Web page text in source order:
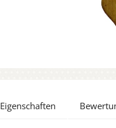
Eigenschaften